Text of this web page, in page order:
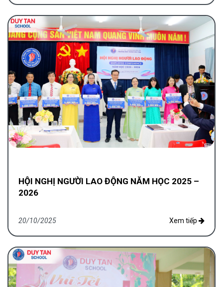
HỘI NGHỊ NGƯỜI LAO ĐỘNG NĂM HỌC 2025 –
2026
20/10/2025 Xem tiếp